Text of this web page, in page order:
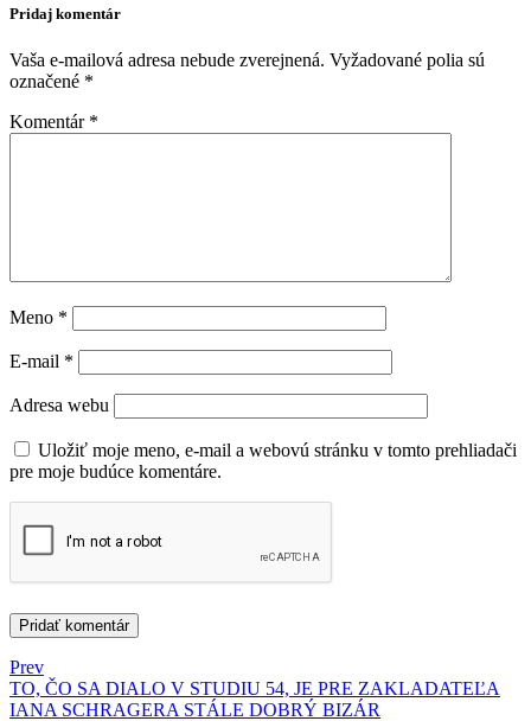
Pridaj komentár
Vaša e-mailová adresa nebude zverejnená. Vyžadované polia sú
označené *
Komentár *
Meno *
E-mail *
Adresa webu
Uložiť moje meno, e-mail a webovú stránku v tomto prehliadači
pre moje budúce komentáre.
Prev
TO, ČO SA DIALO V STUDIU 54, JE PRE ZAKLADATEĽA
IANA SCHRAGERA STÁLE DOBRÝ BIZÁR